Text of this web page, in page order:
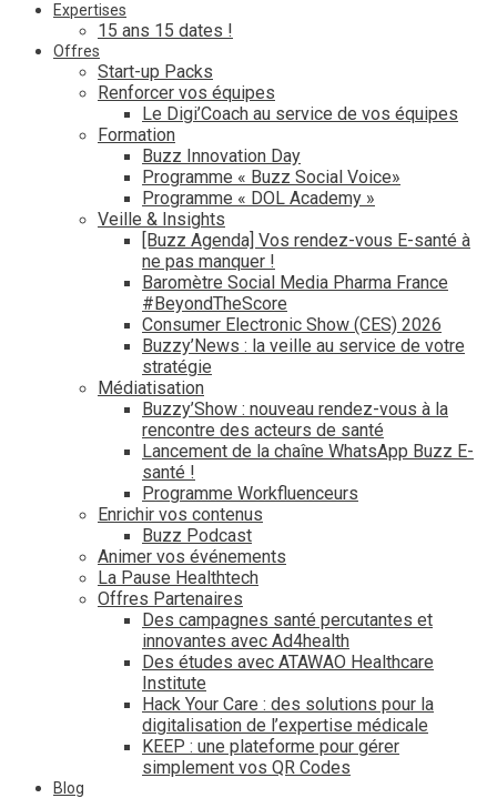
Expertises
15 ans 15 dates !
Offres
Start-up Packs
Renforcer vos équipes
Le Digi’Coach au service de vos équipes
Formation
Buzz Innovation Day
Programme « Buzz Social Voice»
Programme « DOL Academy »
Veille & Insights
[Buzz Agenda] Vos rendez-vous E-santé à
ne pas manquer !
Baromètre Social Media Pharma France
#BeyondTheScore
Consumer Electronic Show (CES) 2026
Buzzy’News : la veille au service de votre
stratégie
Médiatisation
Buzzy’Show : nouveau rendez-vous à la
rencontre des acteurs de santé
Lancement de la chaîne WhatsApp Buzz E-
santé !
Programme Workfluenceurs
Enrichir vos contenus
Buzz Podcast
Animer vos événements
La Pause Healthtech
Offres Partenaires
Des campagnes santé percutantes et
innovantes avec Ad4health
Des études avec ATAWAO Healthcare
Institute
Hack Your Care : des solutions pour la
digitalisation de l’expertise médicale
KEEP : une plateforme pour gérer
simplement vos QR Codes
Blog